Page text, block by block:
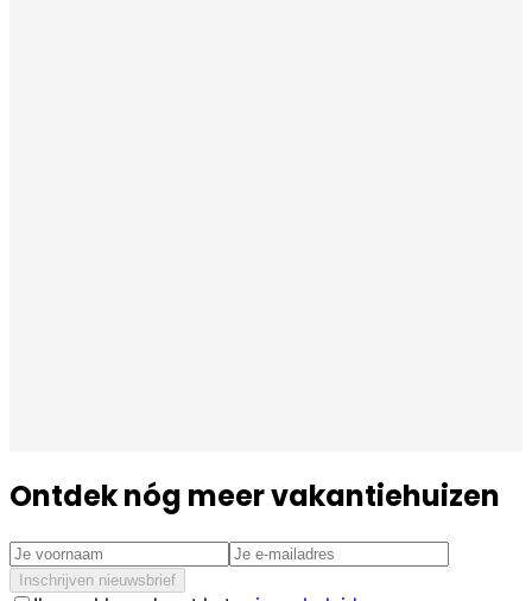
Ontdek nóg meer vakantiehuizen
Inschrijven nieuwsbrief